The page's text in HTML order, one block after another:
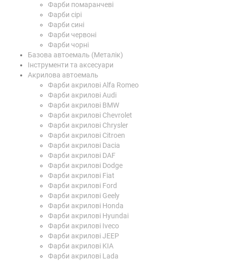
Фарби помаранчеві
Фарби сірі
Фарби сині
Фарби червоні
Фарби чорні
Базова автоемаль (Металік)
Інструменти та аксесуари
Акрилова автоемаль
Фарби акрилові Alfa Romeo
Фарби акрилові Audi
Фарби акрилові BMW
Фарби акрилові Chevrolet
Фарби акрилові Chrysler
Фарби акрилові Citroen
Фарби акрилові Dacia
Фарби акрилові DAF
Фарби акрилові Dodge
Фарби акрилові Fiat
Фарби акрилові Ford
Фарби акрилові Geely
Фарби акрилові Honda
Фарби акрилові Hyundai
Фарби акрилові Iveco
Фарби акрилові JEEP
Фарби акрилові KIA
Фарби акрилові Lada